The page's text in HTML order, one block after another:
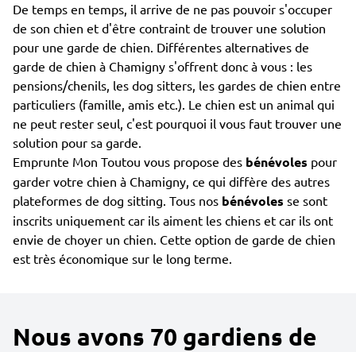
De temps en temps, il arrive de ne pas pouvoir s'occuper
de son chien et d'être contraint de trouver une solution
pour une garde de chien. Différentes alternatives de
garde de chien à Chamigny s'offrent donc à vous : les
pensions/chenils, les dog sitters, les gardes de chien entre
particuliers (famille, amis etc.). Le chien est un animal qui
ne peut rester seul, c'est pourquoi il vous faut trouver une
solution pour sa garde.
Emprunte Mon Toutou vous propose des bénévoles pour
garder votre chien à Chamigny, ce qui diffère des autres
plateformes de dog sitting. Tous nos bénévoles se sont
inscrits uniquement car ils aiment les chiens et car ils ont
envie de choyer un chien. Cette option de garde de chien
est très économique sur le long terme.
Nous avons 70 gardiens de